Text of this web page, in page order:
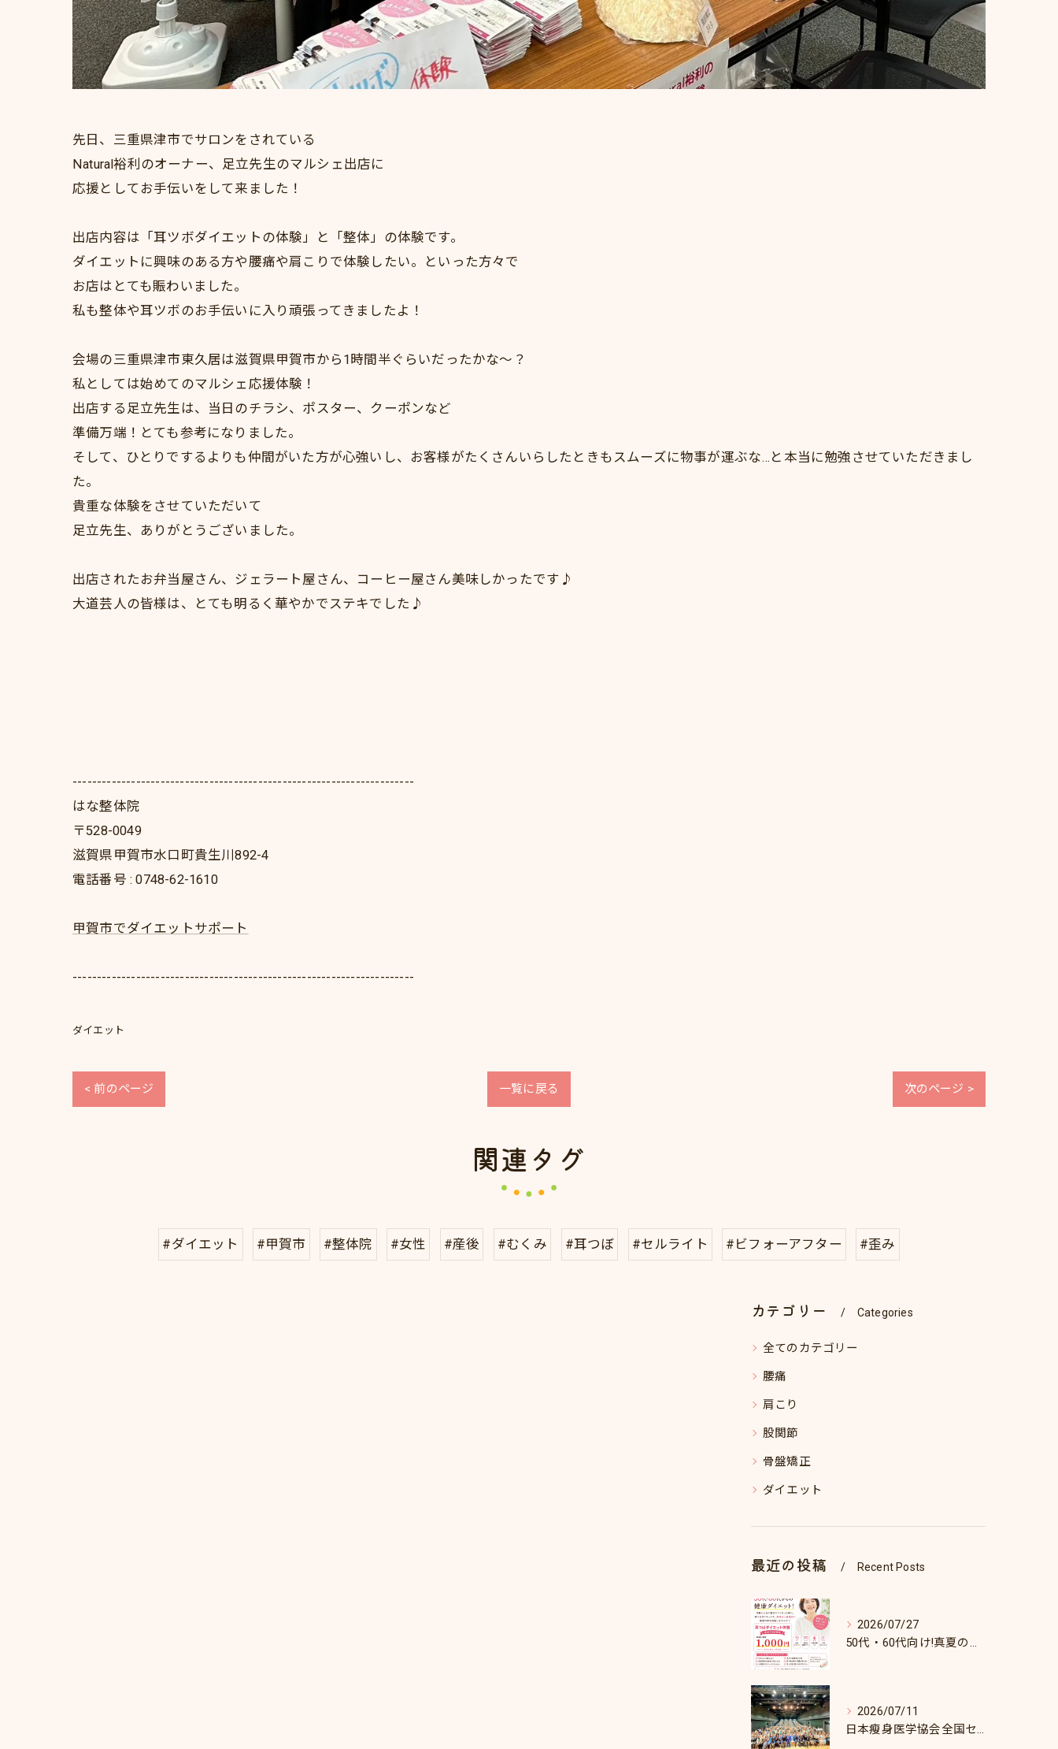
先日、三重県津市でサロンをされている
Natural裕利のオーナー、足立先生のマルシェ出店に
応援としてお手伝いをして来ました！
出店内容は「耳ツボダイエットの体験」と「整体」の体験です。
ダイエットに興味のある方や腰痛や肩こりで体験したい。といった方々で
お店はとても賑わいました。
私も整体や耳ツボのお手伝いに入り頑張ってきましたよ！
会場の三重県津市東久居は滋賀県甲賀市から1時間半ぐらいだったかな～？
私としては始めてのマルシェ応援体験！
出店する足立先生は、当日のチラシ、ポスター、クーポンなど
準備万端！とても参考になりました。
そして、ひとりでするよりも仲間がいた方が心強いし、お客様がたくさんいらしたときもスムーズに物事が運ぶな…と本当に勉強させていただきまし
た。
貴重な体験をさせていただいて
足立先生、ありがとうございました。
出店されたお弁当屋さん、ジェラート屋さん、コーヒー屋さん美味しかったです♪
大道芸人の皆様は、とても明るく華やかでステキでした♪
----------------------------------------------------------------------
はな整体院
〒528-0049
滋賀県甲賀市水口町貴生川892-4
電話番号 : 0748-62-1610
甲賀市でダイエットサポート
----------------------------------------------------------------------
ダイエット
< 前のページ 一覧に戻る 次のページ >
関連タグ
#ダイエット #甲賀市 #整体院 #女性 #産後 #むくみ #耳つぼ #セルライト #ビフォーアフター #歪み
カテゴリー Categories
全てのカテゴリー
腰痛
肩こり
股関節
骨盤矯正
ダイエット
最近の投稿 Recent Posts
2026/07/27
50代・60代向け!真夏のダイエットキャンペーン♪8/31まで！
2026/07/11
日本瘦身医学協会全国セミナーin東京